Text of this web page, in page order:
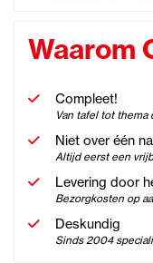
Waarom
Compleet!
Van tafel tot thema
Niet over één
Altijd eerst een
Levering door
Bezorgkosten op
Deskundig
Sinds 2004